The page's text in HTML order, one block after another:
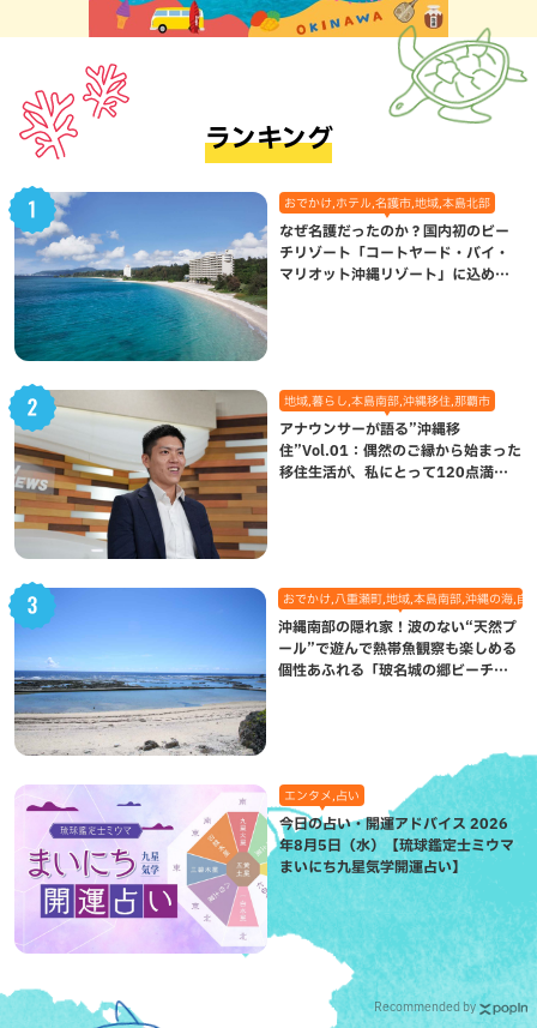
ランキング
おでかけ,ホテル,名護市,地域,本島北部
なぜ名護だったのか？国内初のビー
チリゾート「コートヤード・バイ・
マリオット沖縄リゾート」に込めら
地域,暮らし,本島南部,沖縄移住,那覇市
アナウンサーが語る”沖縄移
住”Vol.01：偶然のご縁から始まった
移住生活が、私にとって120点満点
おでかけ,八重瀬町,地域,本島南部,沖縄の海,自
沖縄南部の隠れ家！波のない“天然プ
ール”で遊んで熱帯魚観察も楽しめる
個性あふれる「玻名城の郷ビーチ」
エンタメ,占い
今日の占い・開運アドバイス 2026
年8月5日（水）【琉球鑑定士ミウマ
まいにち九星気学開運占い】
Recommended by